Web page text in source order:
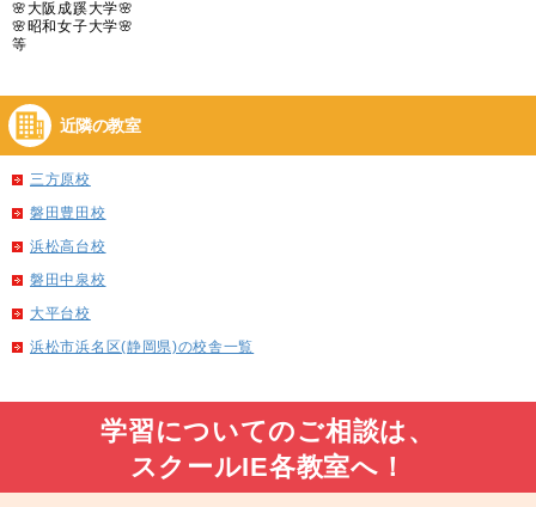
🌸大阪成蹊大学🌸
🌸昭和女子大学🌸
等
近隣の教室
三方原校
磐田豊田校
浜松高台校
磐田中泉校
大平台校
浜松市浜名区(静岡県)の校舎一覧
学習についてのご相談は、
スクールIE各教室へ！